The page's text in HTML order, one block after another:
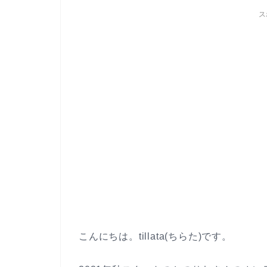
こんにちは。tillata(ちらた)です。